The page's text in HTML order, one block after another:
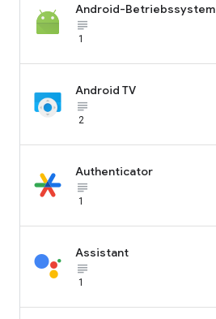
Android-Betriebssystem
subject_black
1
Android TV
subject_black
2
Authenticator
subject_black
1
Assistant
subject_black
1